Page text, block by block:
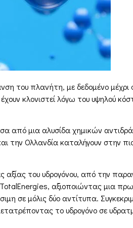
του πλανήτη, με δεδομένο μέχρι
κλονιστεί λόγω του υψηλού
από μια αλυσίδα χημικών
την Ολλανδία καταλήγουν στην
αξίας του υδρογόνου, από την
αξιοποιώντας μια
σε μόλις δύο αντίτυπα.
το υδρογόνο σε